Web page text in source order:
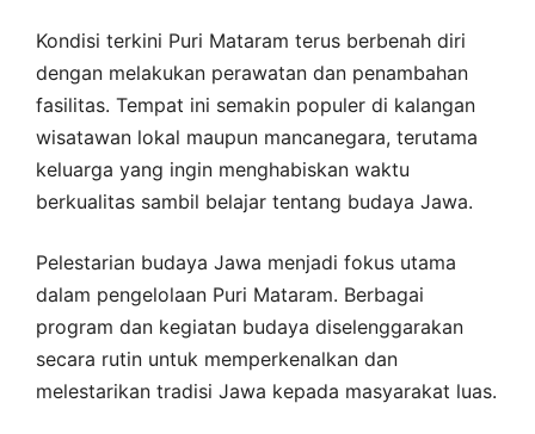
Kondisi terkini Puri Mataram terus berbenah diri
dengan melakukan perawatan dan penambahan
fasilitas. Tempat ini semakin populer di kalangan
wisatawan lokal maupun mancanegara, terutama
keluarga yang ingin menghabiskan waktu
berkualitas sambil belajar tentang budaya Jawa.
Pelestarian budaya Jawa menjadi fokus utama
dalam pengelolaan Puri Mataram. Berbagai
program dan kegiatan budaya diselenggarakan
secara rutin untuk memperkenalkan dan
melestarikan tradisi Jawa kepada masyarakat luas.